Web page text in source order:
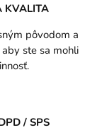
KVALITA
pôvodom a
ste sa mohli
/ SPS